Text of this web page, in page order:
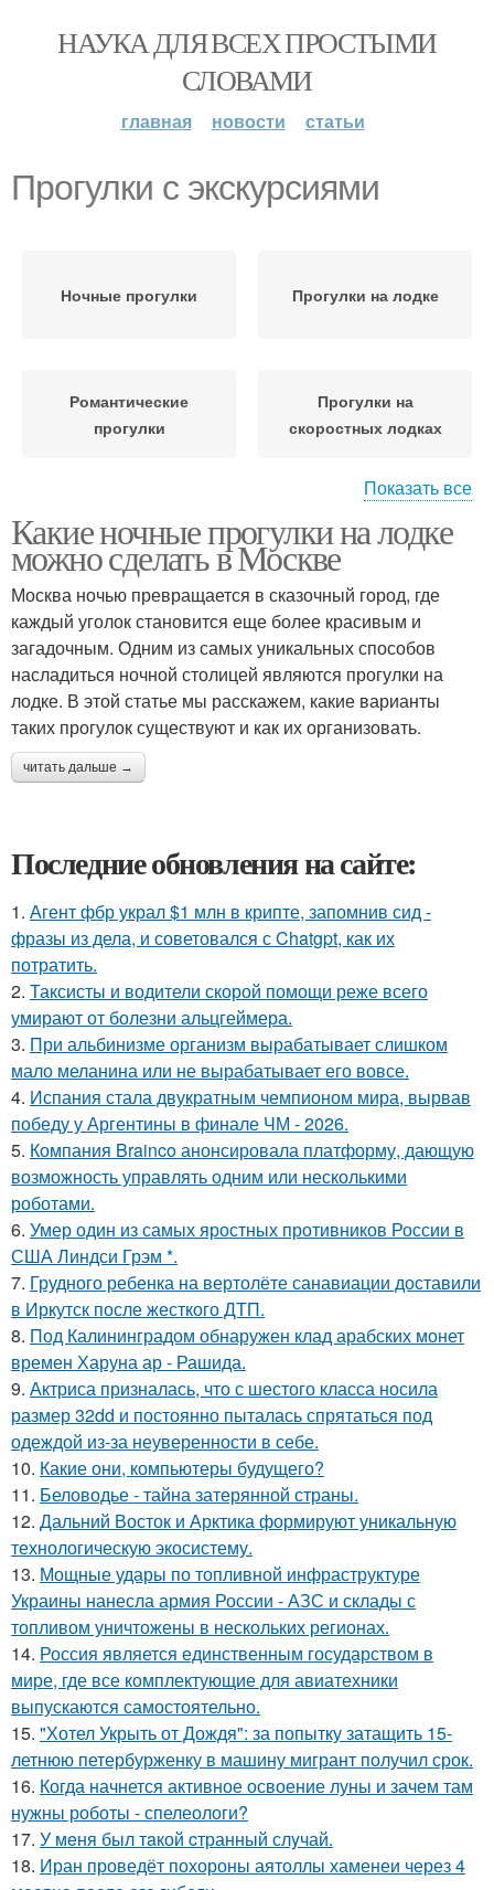
НАУКА ДЛЯ ВСЕХ ПРОСТЫМИ
СЛОВАМИ
главная новости статьи
Прогулки с экскурсиями
Ночные прогулки Прогулки на лодке
Романтические
прогулки
Прогулки на
скоростных лодках
Семейные прогулки
Показать все
Какие ночные прогулки на лодке
можно сделать в Москве
Москва ночью превращается в сказочный город, где
каждый уголок становится еще более красивым и
загадочным. Одним из самых уникальных способов
насладиться ночной столицей являются прогулки на
лодке. В этой статье мы расскажем, какие варианты
таких прогулок существуют и как их организовать.
читать дальше →
Последние обновления на сайте:
1. Агент фбр украл $1 млн в крипте, запомнив сид -
фразы из дела, и советовался с Chatgpt, как их
потратить.
2. Таксисты и водители скорой помощи реже всего
умирают от болезни альцгеймера.
3. При альбинизме организм вырабатывает слишком
мало меланина или не вырабатывает его вовсе.
4. Испания стала двукратным чемпионом мира, вырвав
победу у Аргентины в финале ЧМ - 2026.
5. Компания Brainco анонсировала платформу, дающую
возможность управлять одним или несколькими
роботами.
6. Умер один из самых яростных противников России в
США Линдси Грэм *.
7. Грудного ребенка на вертолёте санавиации доставили
в Иркутск после жесткого ДТП.
8. Под Калининградом обнаружен клад арабских монет
времен Харуна ар - Рашида.
9. Актриса призналась, что с шестого класса носила
размер 32dd и постоянно пыталась спрятаться под
одеждой из-за неуверенности в себе.
10. Какие они, компьютеры будущего?
11. Беловодье - тайна затерянной страны.
12. Дальний Восток и Арктика формируют уникальную
технологическую экосистему.
13. Мощные удары по топливной инфраструктуре
Украины нанесла армия России - АЗС и склады с
топливом уничтожены в нескольких регионах.
14. Россия является единственным государством в
мире, где все комплектующие для авиатехники
выпускаются самостоятельно.
15. "Хотел Укрыть от Дождя": за попытку затащить 15-
летнюю петербурженку в машину мигрант получил срок.
16. Когда начнется активное освоение луны и зачем там
нужны роботы - спелеологи?
17. У мeня был тaкой cтранный слyчай.
18. Иран проведёт похороны аятоллы хаменеи через 4